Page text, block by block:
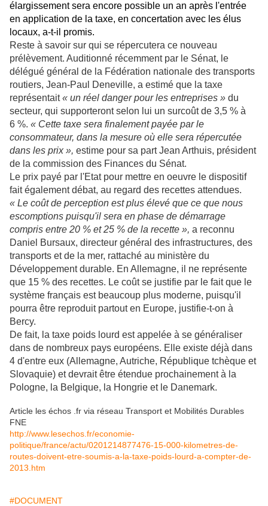
élargissement sera encore possible un an après l'entrée
en application de la taxe, en concertation avec les élus
locaux, a-t-il promis.
Reste à savoir sur qui se répercutera ce nouveau
prélèvement. Auditionné récemment par le Sénat, le
délégué général de la Fédération nationale des transports
routiers, Jean-Paul Deneville, a estimé que la taxe
représentait« un réel danger pour les entreprises » du
secteur, qui supporteront selon lui un surcoût de 3,5 % à
6 %. « Cette taxe sera finalement payée par le
consommateur, dans la mesure où elle sera répercutée
dans les prix », estime pour sa part Jean Arthuis, président
de la commission des Finances du Sénat.
Le prix payé par l'Etat pour mettre en oeuvre le dispositif
fait également débat, au regard des recettes attendues.
« Le coût de perception est plus élevé que ce que nous
escomptions puisqu'il sera en phase de démarrage
compris entre 20 % et 25 % de la recette », a reconnu
Daniel Bursaux, directeur général des infrastructures, des
transports et de la mer, rattaché au ministère du
Développement durable. En Allemagne, il ne représente
que 15 % des recettes. Le coût se justifie par le fait que le
système français est beaucoup plus moderne, puisqu'il
pourra être reproduit partout en Europe, justifie-t-on à
Bercy.
De fait, la taxe poids lourd est appelée à se généraliser
dans de nombreux pays européens. Elle existe déjà dans
4 d'entre eux (Allemagne, Autriche, République tchèque et
Slovaquie) et devrait être étendue prochainement à la
Pologne, la Belgique, la Hongrie et le Danemark.
Article les échos .fr via réseau Transport et Mobilités Durables
FNE
http://www.lesechos.fr/economie-
politique/france/actu/0201214877476-15-000-kilometres-de-
routes-doivent-etre-soumis-a-la-taxe-poids-lourd-a-compter-de-
2013.htm
#DOCUMENT